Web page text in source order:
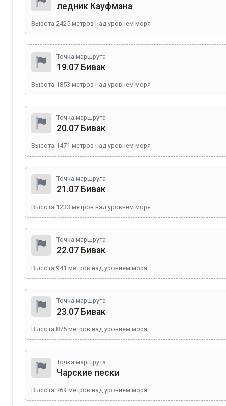
ледник Кауфмана
Высота 2425 метров над уровнем моря
Точка маршрута
19.07 Бивак
Высота 1853 метров над уровнем моря
Точка маршрута
20.07 Бивак
Высота 1471 метров над уровнем моря
Точка маршрута
21.07 Бивак
Высота 1233 метров над уровнем моря
Точка маршрута
22.07 Бивак
Высота 941 метров над уровнем моря
Точка маршрута
23.07 Бивак
Высота 875 метров над уровнем моря
Точка маршрута
Чарские пески
Высота 769 метров над уровнем моря